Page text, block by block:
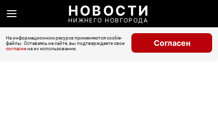
НОВОСТИ
НИЖНЕГО НОВГОРОДА
На информационном ресурсе применяются cookie-
файлы. Оставаясь на сайте, вы подтверждаете свое
согласиена их использование.
Согласен